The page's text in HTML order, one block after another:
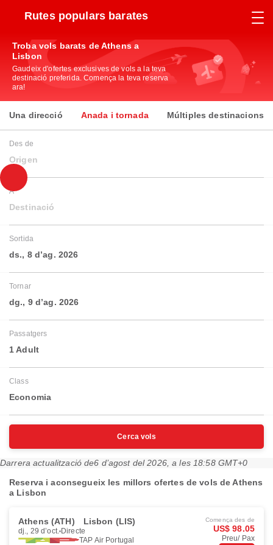
Rutes populars barates
Troba vols barats de Athens a
Lisbon
Gaudeix d'ofertes exclusives de vols a la teva
destinació preferida. Comença la teva reserva
ara!
Una direcció Anada i tornada Múltiples destinacions
Des de
Origen
A
Destinació
Sortida
ds., 8 d’ag. 2026
Tornar
dg., 9 d’ag. 2026
Passatgers
1 Adult
Class
Economia
Cerca vols
Darrera actualització de6 d’agost del 2026, a les 18:58 GMT+0
Reserva i aconsegueix les millors ofertes de vols de Athens
a Lisbon
Athens (ATH) Lisbon (LIS)
dj., 29 d’oct. Directe
TAP Air Portugal
Comença des de
US$ 98.05
Preu/ Pax